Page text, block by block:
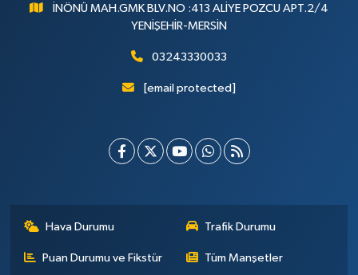
İNÖNÜ MAH.GMK BLV.NO :413 ALİYE POZCU APT.2/4
YENİŞEHİR-MERSİN
03243330033
[email protected]
Hava Durumu Trafik Durumu
Puan Durumu ve Fikstür Tüm Manşetler